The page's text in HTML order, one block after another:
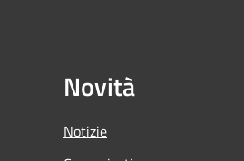
Novità
Notizie